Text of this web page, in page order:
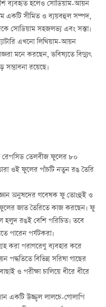
ব্যবহৃত হলেও সোডিয়াম-আয়ন
একটি সীমিত ও ব্যয়বহুল সম্পদ,
সোডিয়াম সহজলভ্য এবং সস্তা।
এখনো লিথিয়াম-আয়ন
মনে করছেন, ভবিষ্যতে বিদ্যুৎ
সম্ভাবনা রয়েছে।
রেপসিড তেলবীজ ফুলের ৮০
ওই ফুলের পাঁচটি নতুন রঙ তৈরি
অনুষদের গবেষক ফু তোংহুই ও
জাত তৈরিতে কাজ করছেন। ফু
হলুদ রঙই বেশি পরিচিত। তবে
পারেন পর্যটকরা।
করা পরাগরেণু ব্যবহার করে
পদ্ধতিতে বিভিন্ন সরিষা গাছের
ও পরীক্ষা চালিয়ে ধীরে ধীরে
একটি উজ্জ্বল লালচে-গোলাপি